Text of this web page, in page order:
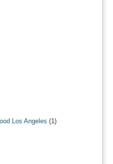
Los Angeles (1)